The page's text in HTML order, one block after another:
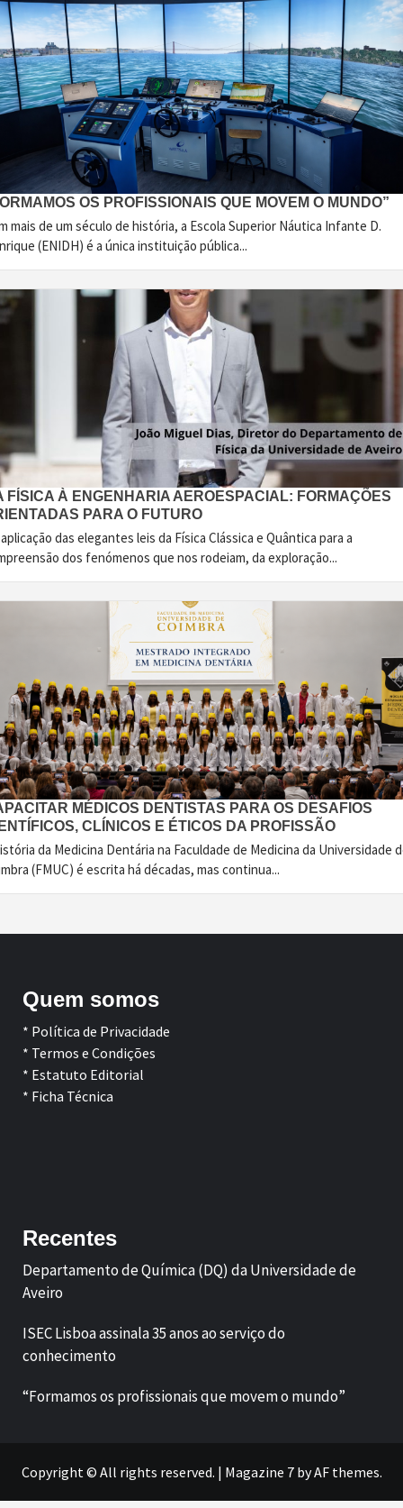
OS PROFISSIONAIS QUE MOVEM O MUNDO”
mais de um século de história, a Escola Superior Náutica Infante D.
(ENIDH) é a única instituição pública...
FÍSICA À ENGENHARIA AEROESPACIAL: FORMAÇÕES
PARA O FUTURO
das elegantes leis da Física Clássica e Quântica para a
dos fenómenos que nos rodeiam, da exploração...
MÉDICOS DENTISTAS PARA OS DESAFIOS
CLÍNICOS E ÉTICOS DA PROFISSÃO
da Medicina Dentária na Faculdade de Medicina da Universidade
(FMUC) é escrita há décadas, mas continua...
Quem somos
* Política de Privacidade
* Termos e Condições
* Estatuto Editorial
* Ficha Técnica
Recentes
Departamento de Química (DQ) da Universidade de
Aveiro
ISEC Lisboa assinala 35 anos ao serviço do
conhecimento
“Formamos os profissionais que movem o mundo”
Copyright © All rights reserved. | Magazine 7by AF themes.